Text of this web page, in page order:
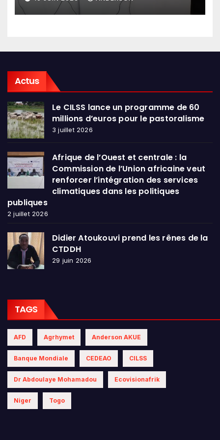
en conclave à Lomé
Actus
Le CILSS lance un programme de 60
millions d’euros pour le pastoralisme
3 juillet 2026
Afrique de l’Ouest et centrale : la
Commission de l’Union africaine veut
renforcer l’intégration des services
climatiques dans les politiques
publiques
2 juillet 2026
Didier Atoukouvi prend les rênes de la
CTDDH
29 juin 2026
TAGS
AFD Agrhymet Anderson AKUE
Banque Mondiale CEDEAO CILSS
Dr Abdoulaye Mohamadou Ecovisionafrik
Niger Togo